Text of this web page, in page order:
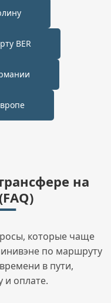
BER
на
которые чаще
по маршруту
в пути,
и оплате.